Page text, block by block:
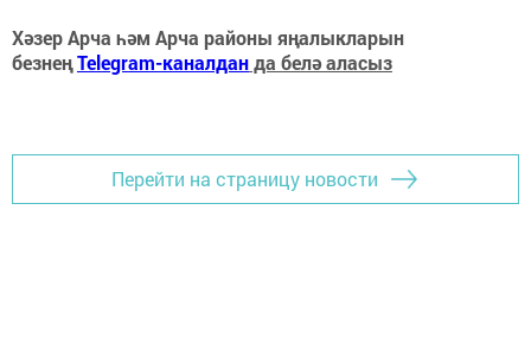
Хәзер Арча һәм Арча районы яңалыкларын
безнеңTelegram-каналданда белә аласыз
Перейти на страницу новости